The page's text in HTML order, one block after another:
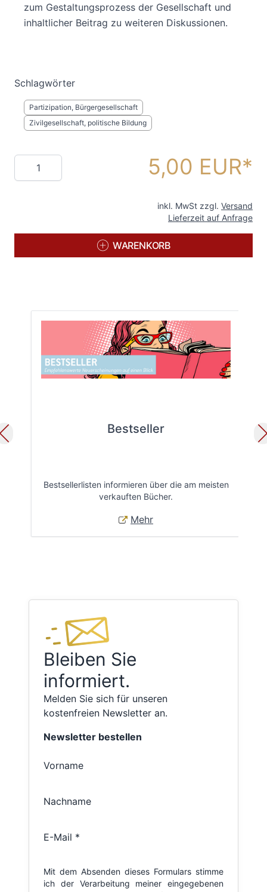
zum Gestaltungsprozess der Gesellschaft und
inhaltlicher Beitrag zu weiteren Diskussionen.
Schlagwörter
Partizipation, Bürgergesellschaft
Zivilgesellschaft, politische Bildung
Menge 5,00 EUR
inkl. MwSt zzgl. Versand
Lieferzeit auf Anfrage
WARENKORB
Bestseller
Bestsellerlisten informieren über die am meisten
verkauften Bücher.
Mehr
Bleiben Sie
informiert.
Melden Sie sich für unseren
kostenfreien Newsletter an.